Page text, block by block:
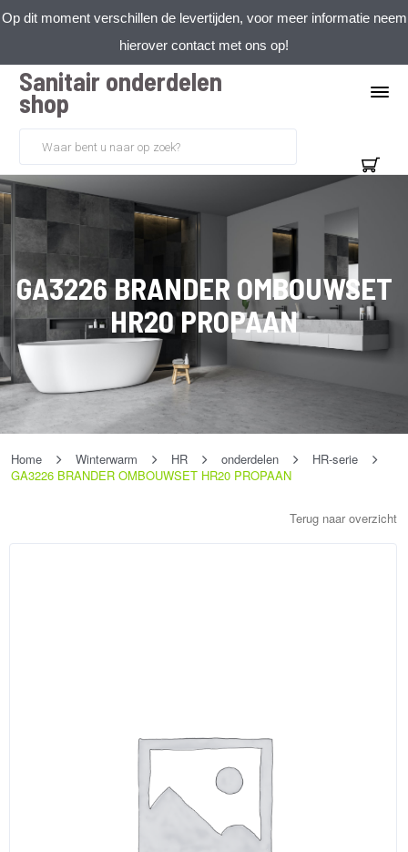
Op dit moment verschillen de levertijden, voor meer informatie neem
hierover contact met ons op!
Sanitair onderdelen
shop
GA3226 BRANDER OMBOUWSET
HR20 PROPAAN
Home Winterwarm HR onderdelen
HR-serie
GA3226 BRANDER OMBOUWSET HR20 PROPAAN
Terug naar overzicht